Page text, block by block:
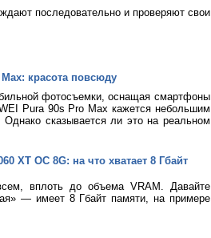
последовательно и проверяют свои
красота повсюду
фотосъемки, оснащая смартфоны
Pura 90s Pro Max кажется небольшим
сказывается ли это на реальном
XT OC 8G: на что хватает 8 Гбайт
вплоть до объема VRAM. Давайте
— имеет 8 Гбайт памяти, на примере